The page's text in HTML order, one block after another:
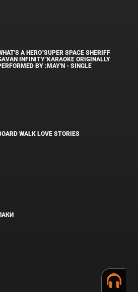
A HERO"SUPER SPACE SHERIFF
INFINITY"KARAOKE ORIGINALLY
BY :MAY'N - SINGLE
WALK LOVE STORIES